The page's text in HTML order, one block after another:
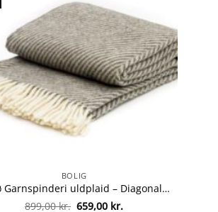
BOLIG
Læsø Garnspinderi uldplaid – Diagonal – Grå fra Læsø Garnspinderi 5704083010110
899,00kr. Den
659,00 kr.